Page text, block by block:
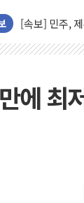
[속보] 민주,
[속보] 민주,
美, 이란전 출
강릉·동해·
폐기물 수거
서울 중랑구
李대통령 "
여수 오동도
에